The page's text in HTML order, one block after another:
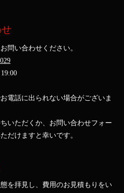
問い合わせください。
電話に出られない場合がございま
いただくか、 お問い合わせフォー
だけますと幸いです。
を拝見し、費用のお見積もりをい